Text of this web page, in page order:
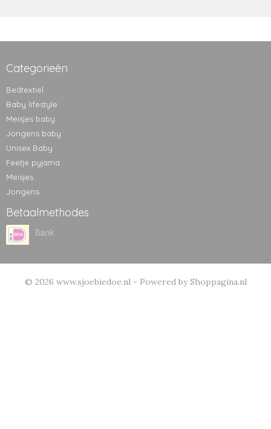
Categorieën
Bedtextiel
Baby lifestyle
Meisjes baby
Jongens baby
Unisex Baby
Feetje pyjama
Meisjes
Jongens
Betaalmethodes
© 2026 www.sjoebiedoe.nl - Powered by Shoppagina.nl